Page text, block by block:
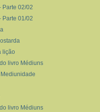
Parte 02/02
Parte 01/02
lição
livro Médiuns
livro Médiuns